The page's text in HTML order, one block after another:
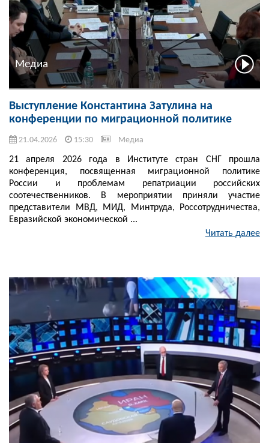
Медиа
Выступление Константина Затулина на
конференции по миграционной политике
21.04.2026 15:30 Медиа
21 апреля 2026 года в Институте стран СНГ прошла
конференция, посвященная миграционной политике
России и проблемам репатриации российских
соотечественников. В мероприятии приняли участие
представители МВД, МИД, Минтруда, Россотрудничества,
Евразийской экономической ...
Читать далее